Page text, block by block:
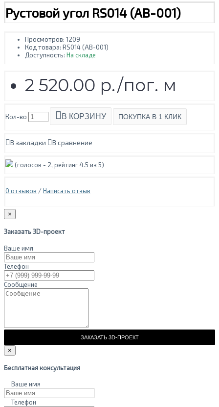
Рустовой угол RS014 (AB-001)
Просмотров: 1209
Код товара: RS014 (AB-001)
Доступность: На складе
2 520.00 р./пог. м
Кол-во В КОРЗИНУ ПОКУПКА В 1 КЛИК
В закладки В сравнение
(голосов - 2, рейтинг4.5 из 5)
0 отзывов /Написать отзыв
×
Заказать 3D-проект
Ваше имя
Телефон
Сообщение
ЗАКАЗАТЬ 3D-ПРОЕКТ
×
Бесплатная консультация
Ваше имя
Телефон